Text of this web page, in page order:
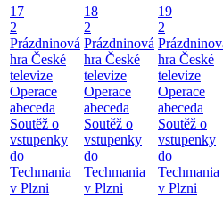
17
2
Prázdninová
hra České
televize
Operace
abeceda
Soutěž o
vstupenky
do
Techmania
v Plzni
18
2
Prázdninová
hra České
televize
Operace
abeceda
Soutěž o
vstupenky
do
Techmania
v Plzni
19
2
hra České
televize
Operace
abeceda
Soutěž o
vstupenky
do
Techmania
v Plzni